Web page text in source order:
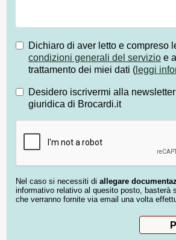
Dichiaro di aver letto e compreso
condizioni generali del servizio e
trattamento dei miei dati ( leggi
Desidero iscrivermi alla
giuridica di Brocardi.it
Nel caso si necessiti di allegare
informativo relativo al quesito posto, basterà
che verranno fornite via email una volta